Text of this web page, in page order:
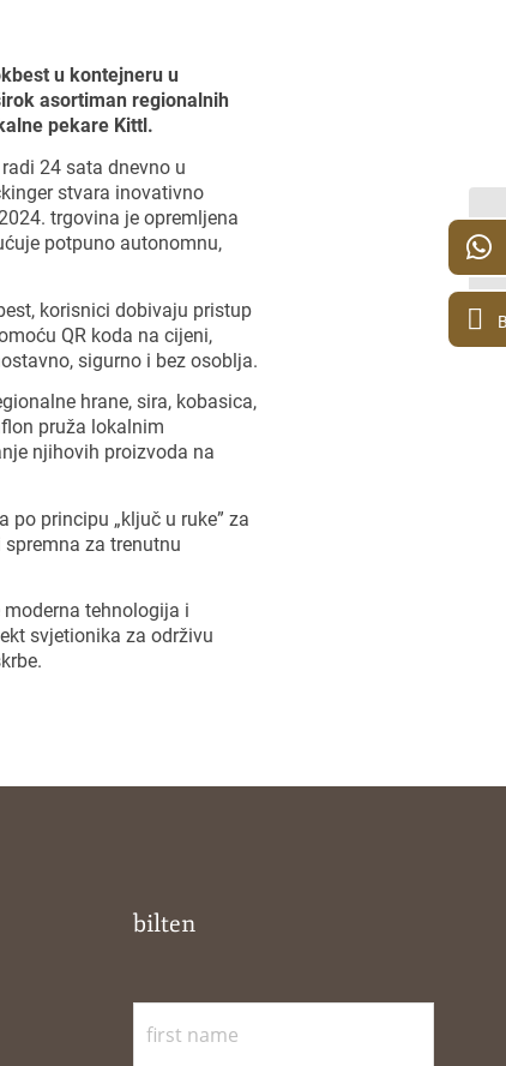
u kontejneru u
asortiman regionalnih
pekare Kittl.
24 sata dnevno u
stvara inovativno
trgovina je opremljena
potpuno autonomnu,
korisnici dobivaju pristup
QR koda na cijeni,
sigurno i bez osoblja.
hrane, sira, kobasica,
pruža lokalnim
njihovih proizvoda na
po principu „ključ u ruke” za
za trenutnu
tehnologija i
svjetionika za održivu
bilten